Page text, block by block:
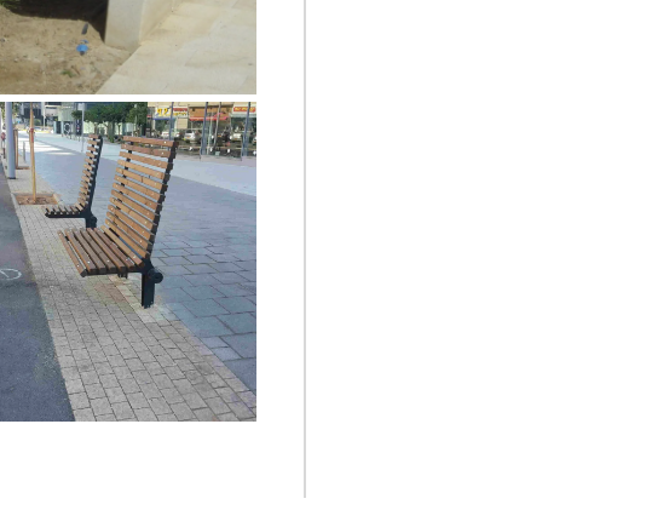
ספסל דגם Z
ספסל דגם UNO 7012 ו- UNO
7015, רחוב משכית הרצליה,
קרני גרשטיין, אדריכלות נוף